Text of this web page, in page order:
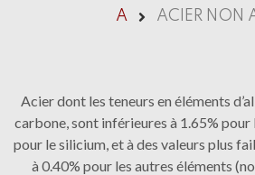
A ACIER NON
Acier dont les teneurs en éléments
carbone, sont inférieures à 1.65% pour
pour le silicium, et à des valeurs plus
à 0.40% pour les autres éléments